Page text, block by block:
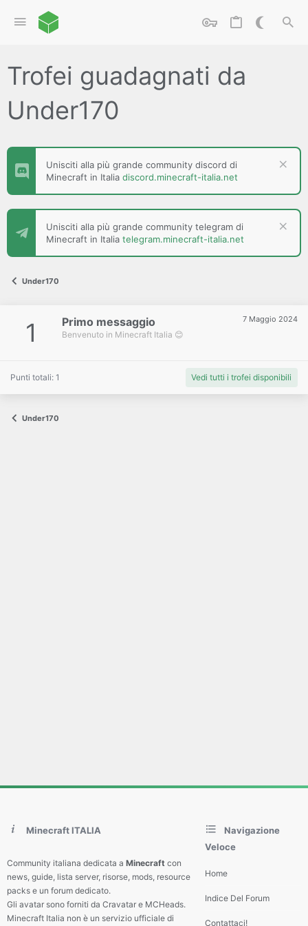
Trofei guadagnati da
Under170
Unisciti alla più grande community discord di
Minecraft in Italia discord.minecraft-italia.net
Unisciti alla più grande community telegram di
Minecraft in Italia telegram.minecraft-italia.net
Under170
1 7 Maggio 2024
Primo messaggio
Benvenuto in Minecraft Italia 😊
Punti totali: 1 Vedi tutti i trofei disponibili
Under170
Minecraft ITALIA
Community italiana dedicata a Minecraft con
news, guide, lista server, risorse, mods, resource
packs e un forum dedicato.
Gli avatar sono forniti da Cravatar e MCHeads.
Minecraft Italia non è un servizio ufficiale di
Navigazione
Veloce
Home
Indice Del Forum
Contattaci!